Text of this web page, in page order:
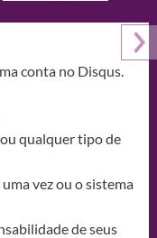
conta no Disqus.
qualquer tipo de
vez ou o sistema
de seus